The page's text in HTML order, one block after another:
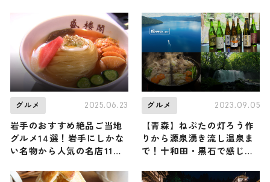
去と現在が交差する常夏の
楽園へ出かけよう♪ / 福島
県いわき市
グルメ 2025.06.23
岩手のおすすめ絶品ご当地
グルメ14選！岩手にしかな
い名物から人気の名店11選
グルメ 2023.09.05
【青森】ねぷたの灯ろう作
りから源泉湧き流し温泉ま
で！十和田・黒石で感じる